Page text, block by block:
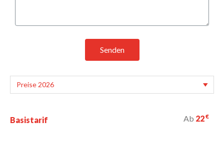
Senden
Basistarif Ab 22€